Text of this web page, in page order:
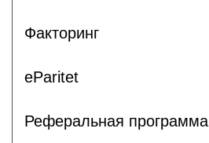
Факторинг
eParitet
Реферальная программа